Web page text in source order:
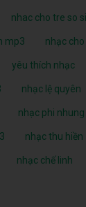
nhac cho tre so
mp3 nhạc
yêu thích nhạc
nhạc lệ quyên
nhạc phi nhung
nhạc thu hiền
nhạc chế linh